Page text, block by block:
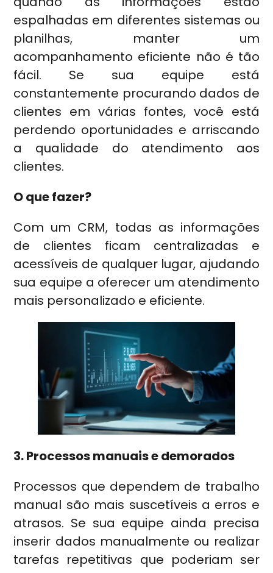
espalhadas em diferentes sistemas ou
planilhas, manter um
acompanhamento eficiente não é tão
fácil. Se sua equipe está
constantemente procurando dados de
clientes em várias fontes, você está
perdendo oportunidades e arriscando
a qualidade do atendimento aos
clientes.
O que fazer?
Com um CRM, todas as informações
de clientes ficam centralizadas e
acessíveis de qualquer lugar, ajudando
sua equipe a oferecer um atendimento
mais personalizado e eficiente.
3. Processos manuais e demorados
Processos que dependem de trabalho
manual são mais suscetíveis a erros e
atrasos. Se sua equipe ainda precisa
inserir dados manualmente ou realizar
tarefas repetitivas que poderiam ser